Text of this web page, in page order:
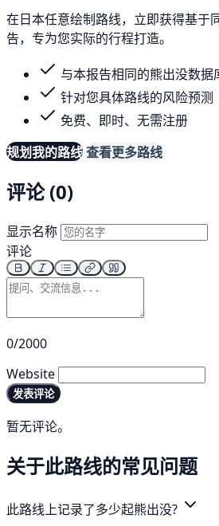
在日本任意绘制路线，立即获得基于
告，专为您实际的行程打造。
与本报告相同的熊出没数据
针对您具体路线的风险预测
免费、即时、无需注册
规划我的路线查看更多路线
评论 (0)
显示名称
评论
0/2000
Website
发表评论
暂无评论。
关于此路线的常见问题
此路线上记录了多少起熊出没?